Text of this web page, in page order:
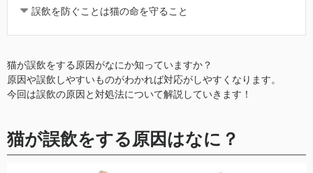
誤飲を防ぐことは猫の命を守ること
猫が誤飲をする原因がなにか知っていますか？
原因や誤飲しやすいものがわかれば対応がしやすくなります。
今回は誤飲の原因と対処法について解説していきます！
猫が誤飲をする原因はなに？